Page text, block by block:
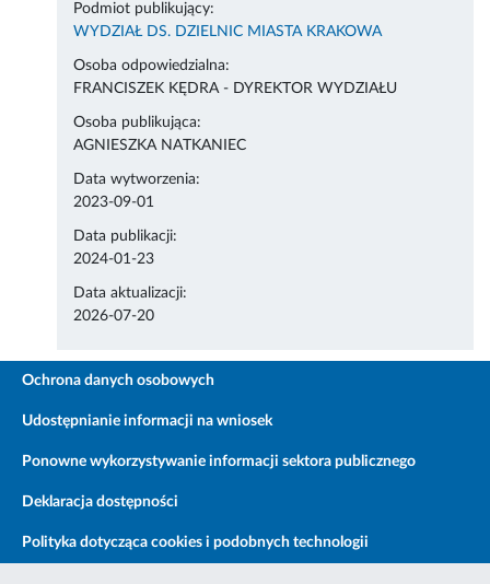
Podmiot publikujący:
WYDZIAŁ DS. DZIELNIC MIASTA KRAKOWA
Osoba odpowiedzialna:
FRANCISZEK KĘDRA - DYREKTOR WYDZIAŁU
Osoba publikująca:
AGNIESZKA NATKANIEC
Data wytworzenia:
2023-09-01
Data publikacji:
2024-01-23
Data aktualizacji:
2026-07-20
Ochrona danych osobowych
Udostępnianie informacji na wniosek
Ponowne wykorzystywanie informacji sektora publicznego
Deklaracja dostępności
Polityka dotycząca cookies i podobnych technologii